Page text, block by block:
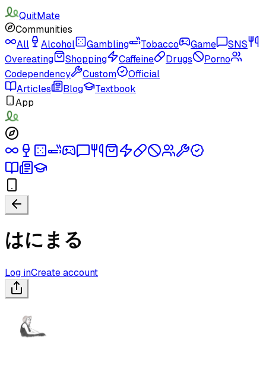
QuitMate
Communities
All
Alcohol Gambling Tobacco Game
SNS
Overeating
Shopping Caffeine Drugs
Porno
Codependency
Custom
Official
Articles
Blog
Textbook
App
はにまる
Log inCreate account